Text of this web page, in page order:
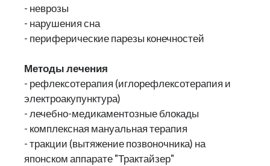
- неврозы
- нарушения сна
- периферические парезы конечностей
Методы лечения
- рефлексотерапия (иглорефлексотерапия и
электроакупунктура)
- лечебно-медикаментозные блокады
- комплексная мануальная терапия
- тракции (вытяжение позвоночника) на
японском аппарате "Трактайзер"